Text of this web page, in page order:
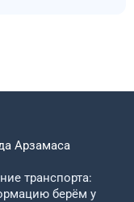
Арзамаса
транспорта:
берём у